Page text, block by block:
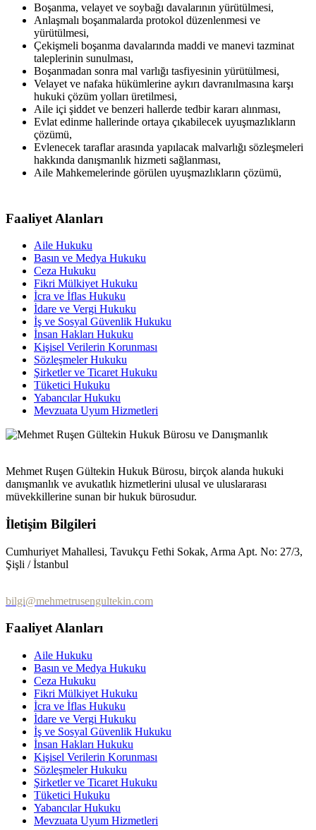
Boşanma, velayet ve soybağı davalarının yürütülmesi,
Anlaşmalı boşanmalarda protokol düzenlenmesi ve
yürütülmesi,
Çekişmeli boşanma davalarında maddi ve manevi tazminat
taleplerinin sunulması,
Boşanmadan sonra mal varlığı tasfiyesinin yürütülmesi,
Velayet ve nafaka hükümlerine aykırı davranılmasına karşı
hukuki çözüm yolları üretilmesi,
Aile içi şiddet ve benzeri hallerde tedbir kararı alınması,
Evlat edinme hallerinde ortaya çıkabilecek uyuşmazlıkların
çözümü,
Evlenecek taraflar arasında yapılacak malvarlığı sözleşmeleri
hakkında danışmanlık hizmeti sağlanması,
Aile Mahkemelerinde görülen uyuşmazlıkların çözümü,
Faaliyet Alanları
Aile Hukuku
Basın ve Medya Hukuku
Ceza Hukuku
Fikri Mülkiyet Hukuku
İcra ve İflas Hukuku
İdare ve Vergi Hukuku
İş ve Sosyal Güvenlik Hukuku
İnsan Hakları Hukuku
Kişisel Verilerin Korunması
Sözleşmeler Hukuku
Şirketler ve Ticaret Hukuku
Tüketici Hukuku
Yabancılar Hukuku
Mevzuata Uyum Hizmetleri
Mehmet Ruşen Gültekin Hukuk Bürosu, birçok alanda hukuki
danışmanlık ve avukatlık hizmetlerini ulusal ve uluslararası
müvekkillerine sunan bir hukuk bürosudur.
İletişim Bilgileri
Cumhuriyet Mahallesi, Tavukçu Fethi Sokak, Arma Apt. No: 27/3,
Şişli / İstanbul
bilgi@mehmetrusengultekin.com
Faaliyet Alanları
Aile Hukuku
Basın ve Medya Hukuku
Ceza Hukuku
Fikri Mülkiyet Hukuku
İcra ve İflas Hukuku
İdare ve Vergi Hukuku
İş ve Sosyal Güvenlik Hukuku
İnsan Hakları Hukuku
Kişisel Verilerin Korunması
Sözleşmeler Hukuku
Şirketler ve Ticaret Hukuku
Tüketici Hukuku
Yabancılar Hukuku
Mevzuata Uyum Hizmetleri